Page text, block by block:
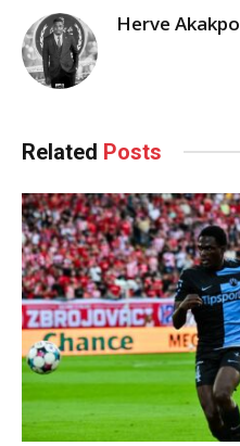
Herve Akakpo
Related Posts